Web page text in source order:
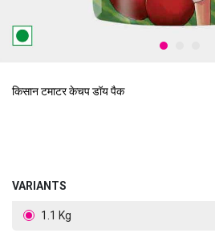
किसान टमाटर केचप डॉय पैक
VARIANTS
1.1 Kg